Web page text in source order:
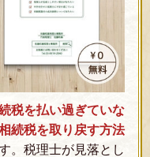
税を払い過ぎていな
続税を取り戻す方法
。税理士が見落とし